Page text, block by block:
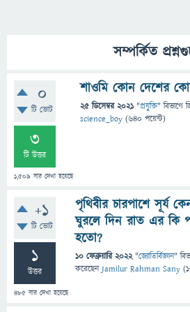
সম্পর্কিত
0
টি ভোট
3
টি উত্তর
1,509 বার দেখা হয়েছে
শাওমি কোন দেশের
25 ডিসেম্বর 2021 "প্রযুক্তি" বিভাগে
science_boy (640 পয়েন্ট)
+1
টি ভোট
1
উত্তর
485 বার দেখা হয়েছে
পৃথিবীর চারপাশে সূর্য
ঘুরলে দিন রাত এর কি
হতো?
10 ফেব্রুয়ারি 2022 "জ্যোতির্বিজ্ঞান"
করেছেনJamilur Rahman Sany (